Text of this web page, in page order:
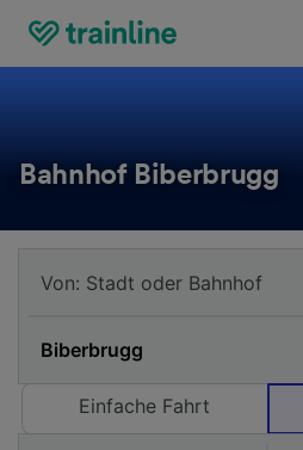
Bahnhof Biberbrugg
Einfache Fahrt